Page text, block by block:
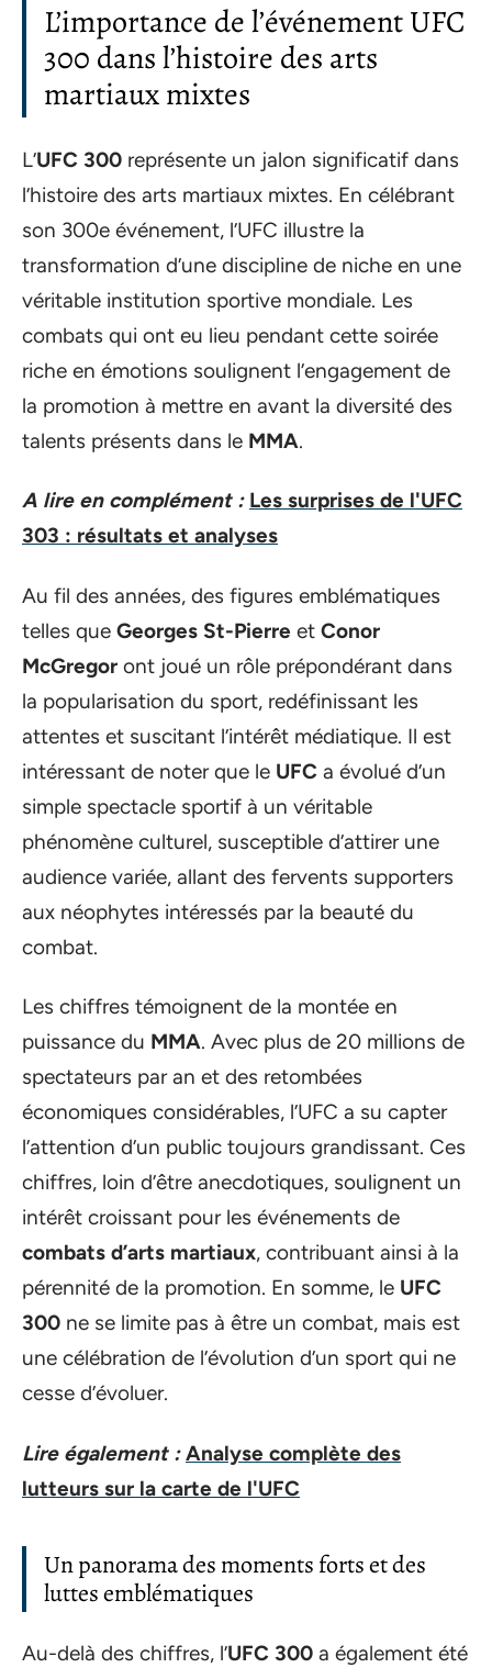
L’importance de l’événement UFC
300 dans l’histoire des arts
martiaux mixtes
L’UFC 300 représente un jalon significatif dans
l’histoire des arts martiaux mixtes. En célébrant
son 300e événement, l’UFC illustre la
transformation d’une discipline de niche en une
véritable institution sportive mondiale. Les
combats qui ont eu lieu pendant cette soirée
riche en émotions soulignent l’engagement de
la promotion à mettre en avant la diversité des
talents présents dans le MMA.
A lire en complément : Les surprises de l'UFC
303 : résultats et analyses
Au fil des années, des figures emblématiques
telles que Georges St-Pierre et Conor
McGregor ont joué un rôle prépondérant dans
la popularisation du sport, redéfinissant les
attentes et suscitant l’intérêt médiatique. Il est
intéressant de noter que le UFC a évolué d’un
simple spectacle sportif à un véritable
phénomène culturel, susceptible d’attirer une
audience variée, allant des fervents supporters
aux néophytes intéressés par la beauté du
combat.
Les chiffres témoignent de la montée en
puissance du MMA. Avec plus de 20 millions de
spectateurs par an et des retombées
économiques considérables, l’UFC a su capter
l’attention d’un public toujours grandissant. Ces
chiffres, loin d’être anecdotiques, soulignent un
intérêt croissant pour les événements de
combats d’arts martiaux, contribuant ainsi à la
pérennité de la promotion. En somme, le UFC
300 ne se limite pas à être un combat, mais est
une célébration de l’évolution d’un sport qui ne
cesse d’évoluer.
Lire également : Analyse complète des
lutteurs sur la carte de l'UFC
Un panorama des moments forts et des
luttes emblématiques
Au-delà des chiffres, l’UFC 300 a également été